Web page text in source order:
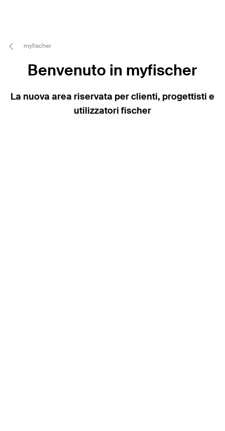
myfischer
Benvenuto in myfischer
La nuova area riservata per clienti, progettisti e
utilizzatori fischer